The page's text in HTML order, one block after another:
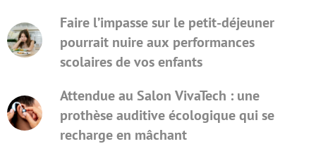
Faire l’impasse sur le petit-déjeuner
pourrait nuire aux performances
scolaires de vos enfants
Attendue au Salon VivaTech : une
prothèse auditive écologique qui se
recharge en mâchant